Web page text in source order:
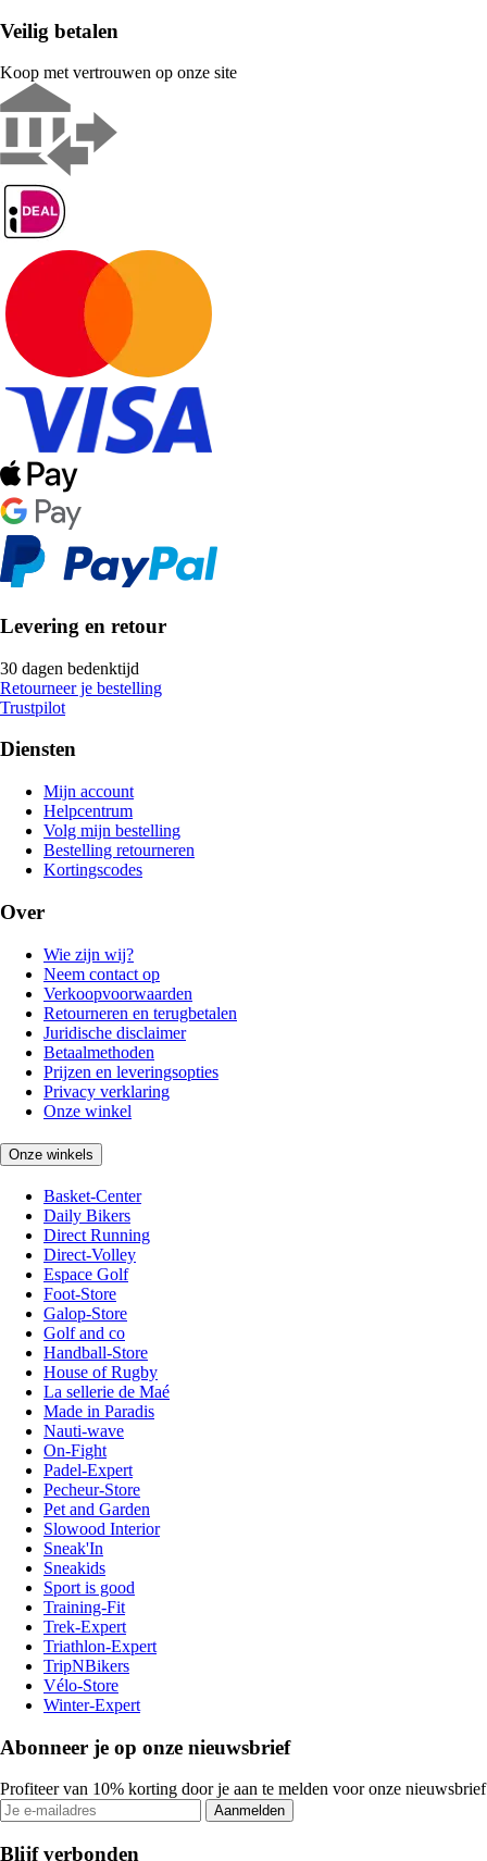
Veilig betalen
Koop met vertrouwen op onze site
Levering en retour
30 dagen bedenktijd
Retourneer je bestelling
Trustpilot
Diensten
Mijn account
Helpcentrum
Volg mijn bestelling
Bestelling retourneren
Kortingscodes
Over
Wie zijn wij?
Neem contact op
Verkoopvoorwaarden
Retourneren en terugbetalen
Juridische disclaimer
Betaalmethoden
Prijzen en leveringsopties
Privacy verklaring
Onze winkel
Onze winkels
Basket-Center
Daily Bikers
Direct Running
Direct-Volley
Espace Golf
Foot-Store
Galop-Store
Golf and co
Handball-Store
House of Rugby
La sellerie de Maé
Made in Paradis
Nauti-wave
On-Fight
Padel-Expert
Pecheur-Store
Pet and Garden
Slowood Interior
Sneak'In
Sneakids
Sport is good
Training-Fit
Trek-Expert
Triathlon-Expert
TripNBikers
Vélo-Store
Winter-Expert
Abonneer je op onze nieuwsbrief
Profiteer van 10% korting door je aan te melden voor onze nieuwsbrief
Aanmelden
Blijf verbonden